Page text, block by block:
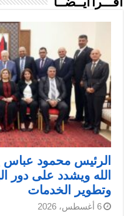
اقـــرأ أيــضــاً
الرئيس محمود عباس
الله ويشدد على دور
وتطوير الخدمات
6 أغسطس، 2026